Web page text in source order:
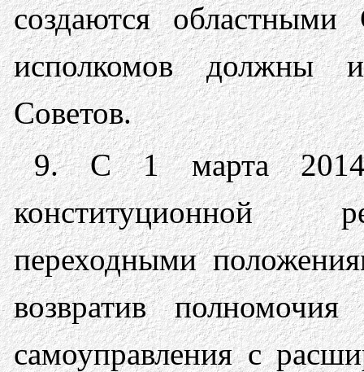
создаются областными
исполкомов должны
Советов.
9. С 1 марта 2014
конституционной
переходными
возвратив
самоуправления с